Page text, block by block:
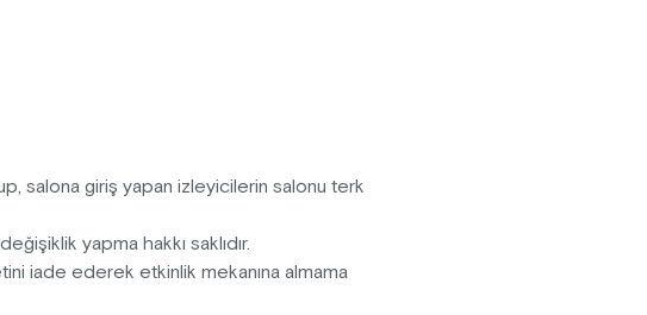
öfkesi, öğretilmiş çaresizlikleri ve
ve sorgulamaya başlar.
uyarlama ve sahneleme lisansı
salona giriş yapan izleyicilerin salonu terk
yapma hakkı saklıdır.
iade ederek etkinlik mekanına almama